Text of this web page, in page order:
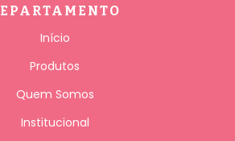
Início
Produtos
Quem Somos
Institucional